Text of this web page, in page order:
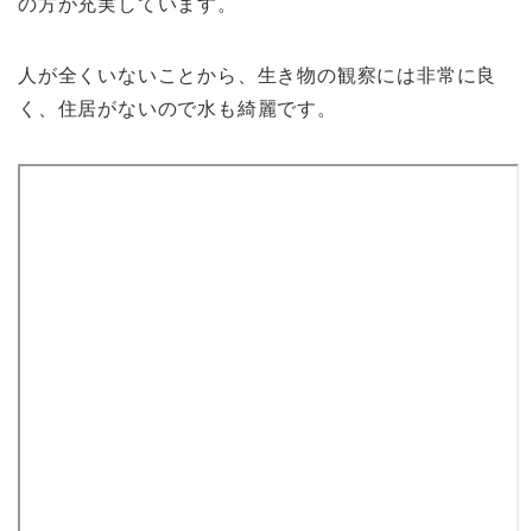
の方が充実しています。
人が全くいないことから、生き物の観察には非常に良
く、住居がないので水も綺麗です。